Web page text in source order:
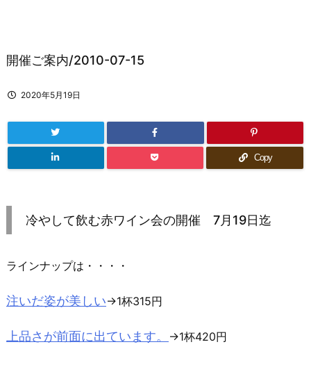
開催ご案内/2010-07-15
2020年5月19日
Copy
冷やして飲む赤ワイン会の開催 7月19日迄
ラインナップは・・・・
注いだ姿が美しい→1杯315円
上品さが前面に出ています。 →1杯420円